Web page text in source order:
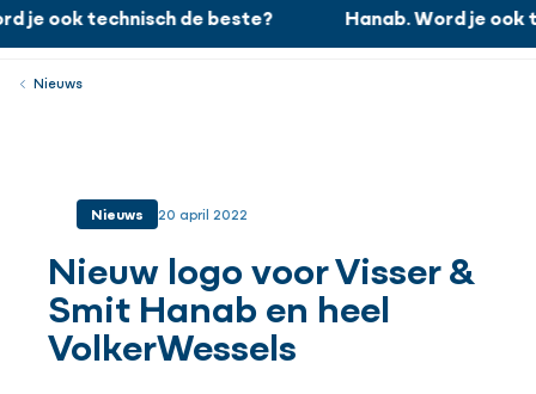
Hanab. Word je ook technisch de beste?
je ook technisch de beste? Hanab. Word je ook
Werken bij Menu
Nieuws
Nieuws 20 april 2022
Nieuw logo voor Visser &
Smit Hanab en heel
VolkerWessels
Sluiten